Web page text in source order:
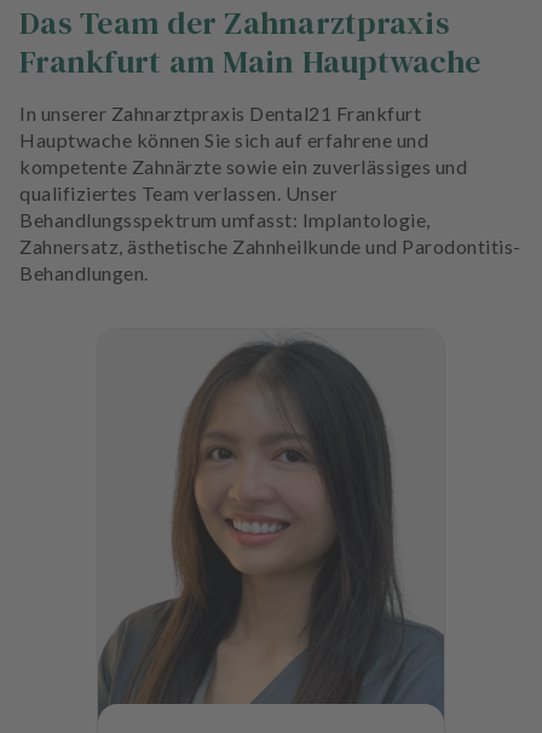
Das Team der Zahnarztpraxis
Frankfurt am Main Hauptwache
In unserer Zahnarztpraxis Dental21 Frankfurt
Hauptwache können Sie sich auf erfahrene und
kompetente Zahnärzte sowie ein zuverlässiges und
qualifiziertes Team verlassen. Unser
Behandlungsspektrum umfasst: Implantologie,
Zahnersatz, ästhetische Zahnheilkunde und Parodontitis-
Behandlungen.